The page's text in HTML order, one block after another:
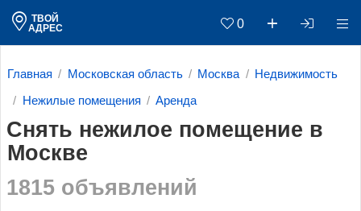
ТВОЙ
АДРЕС
0
Главная Московская область Москва Недвижимость
Нежилые помещения Аренда
Снять нежилое помещение в
Москве
1815 объявлений